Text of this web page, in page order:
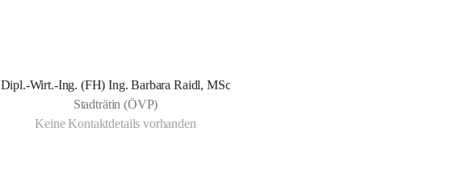
Dipl.-Wirt.-Ing. (FH) Ing. Barbara Raidl, MSc
Stadträtin (ÖVP)
Keine Kontaktdetails vorhanden